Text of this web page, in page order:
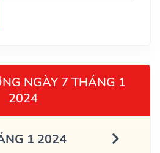
NGÀY 7 THÁNG 1
2024
1 2024